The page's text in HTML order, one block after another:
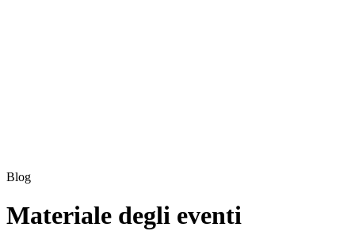
Blog
Materiale degli eventi